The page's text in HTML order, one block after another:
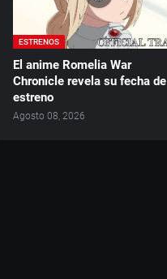
ESTRENOS
El anime Romelia War
Chronicle revela su fecha de
estreno
Agosto 08, 2026